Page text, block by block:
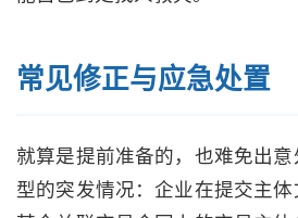
常见修正与应急处置
就算是提前准备的，也难免出
型的突发情况：企业在提交主